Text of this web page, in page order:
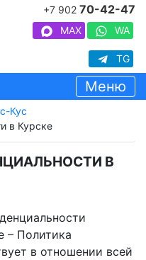
+7 902 70-42-47
MAX WA
TG
Меню
Кус
в Курске
В
– Политика
в отношении всей